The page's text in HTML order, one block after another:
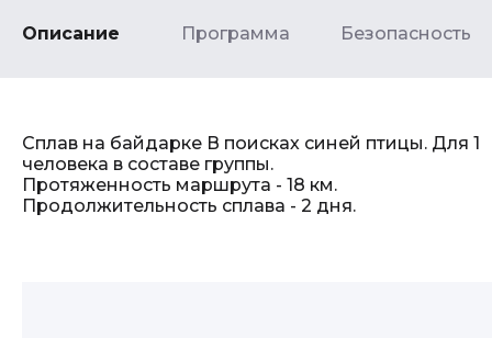
Описание Программа Безопасность
Сплав на байдарке В поисках синей птицы. Для 1
человека в составе группы.
Протяженность маршрута - 18 км.
Продолжительность сплава - 2 дня.